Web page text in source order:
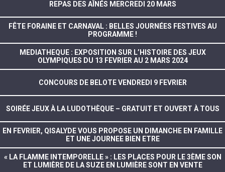
REPAS DES AÎNÉS MERCREDI 20 MARS
FÊTE FORAINE ET CARNAVAL : BELLES JOURNÉES FESTIVES AU
PROGRAMME !
MEDIATHEQUE : EXPOSITION SUR L’HISTOIRE DES JEUX
OLYMPIQUES DU 13 FEVRIER AU 2 MARS 2024
CONCOURS DE BELOTE VENDREDI 9 FEVRIER
SOIRÉE JEUX À LA LUDOTHÈQUE – GRATUIT ET OUVERT À TOUS
EN FEVRIER, QISALYDE VOUS PROPOSE UN DIMANCHE EN FAMILLE
ET UNE JOURNEE BIEN ETRE
« LA FLAMME INTEMPORELLE » : LES PLACES POUR LE 3ÈME SON
ET LUMIÈRE DE LA SUZE EN LUMIÈRE SONT EN VENTE